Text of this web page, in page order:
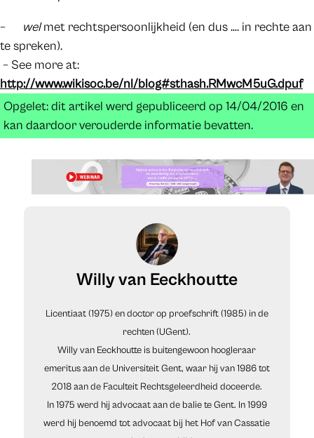
– welmet rechtspersoonlijkheid (en dus …. in rechte aan
te spreken).
– See more at:
http://www.wikisoc.be/nl/blog#sthash.RMwcM5uG.dpuf
Opgelet: dit artikel werd gepubliceerd op 14/04/2016 en
kan daardoor verouderde informatie bevatten.
Willy van Eeckhoutte
Licentiaat (1975) en doctor op proefschrift (1985) in de
rechten (UGent).
Willy van Eeckhoutte is buitengewoon hoogleraar
emeritus aan de Universiteit Gent, waar hij van 1986 tot
2018 aan de Faculteit Rechtsgeleerdheid doceerde.
In 1975 werd hij advocaat aan de balie te Gent. In 1999
werd hij benoemd tot advocaat bij het Hof van Cassatie